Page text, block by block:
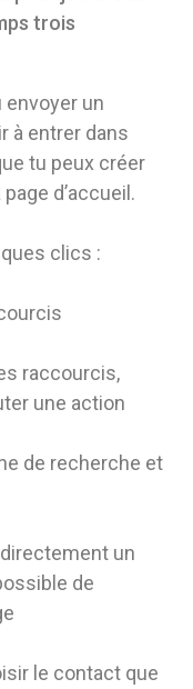
trois
envoyer un
à entrer dans
tu peux créer
d’accueil.
clics :
raccourcis,
une action
de recherche et
directement un
de
le contact que